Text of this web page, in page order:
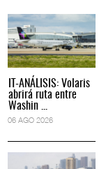
IT-ANÁLISIS: Volaris
abrirá ruta entre
Washin ...
06 AGO 2026